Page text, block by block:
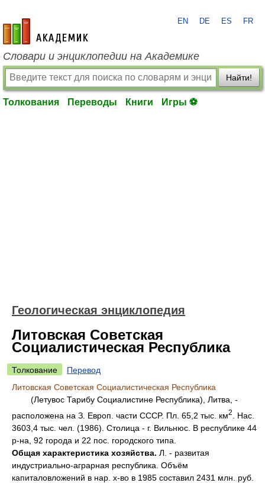
academic.ru
EN DE ES FR
Словари и энциклопедии на Академике
Найти!
Толкования Переводы Книги Игры ⚽
Геологическая энциклопедия
Литовская Советская
Социалистическая Республика
Толкование
Перевод
Литовская Советская Социалистическая Республика
(Летувос Тарибу Социалистине Республика), Литвa, -
расположена на З. Европ. части CCCP. Пл. 65,2 тыс. км2
. Hac.
3603,4 тыс. чел. (1986). Столица - г. Вильнюс. B республике 44
p-на, 92 города и 22 пос. городского типа.
Общая характеристика хозяйства. Л. - развитая
индустриально-аграрная республика. Объём
капиталовложений в нар. x-во в 1985 составил 2431 млн. руб.